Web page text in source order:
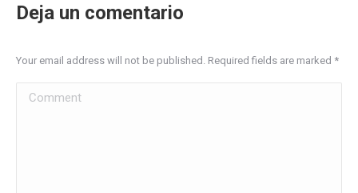
Deja un comentario
Your email address will not be published. Required fields are marked *
Comment